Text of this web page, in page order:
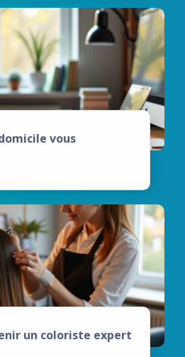
vous
un coloriste expert